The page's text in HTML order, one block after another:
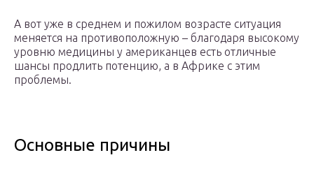
А вот уже в среднем и пожилом возрасте ситуация
меняется на противоположную – благодаря высокому
уровню медицины у американцев есть отличные
шансы продлить потенцию, а в Африке с этим
проблемы.
Основные причины